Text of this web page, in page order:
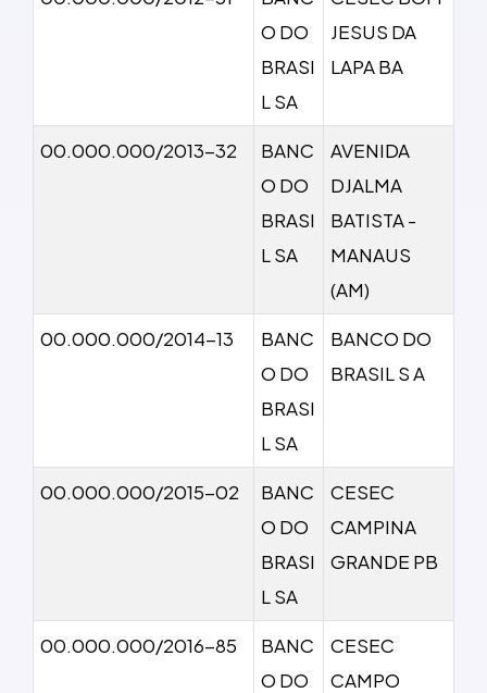
O DO
BRASI
L SA
JESUS DA
LAPA BA
00.000.000/2013-32
BANC
O DO
BRASI
L SA
AVENIDA
DJALMA
BATISTA -
MANAUS
(AM)
00.000.000/2014-13
BANC
O DO
BRASI
L SA
BANCO DO
BRASIL S A
00.000.000/2015-02
BANC
O DO
BRASI
L SA
CESEC
CAMPINA
GRANDE PB
00.000.000/2016-85
BANC
O DO
CESEC
CAMPO